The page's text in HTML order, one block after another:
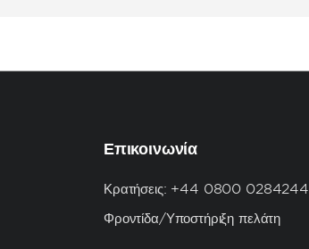
Επικοινωνία
Κρατήσεις: +44 0800 0284244
Φροντίδα/Υποστήριξη πελάτη